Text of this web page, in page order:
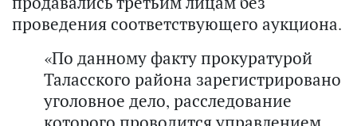
проведения соответствующего аукциона.
«По данному факту прокуратурой
Таласского района зарегистрировано
уголовное дело, расследование